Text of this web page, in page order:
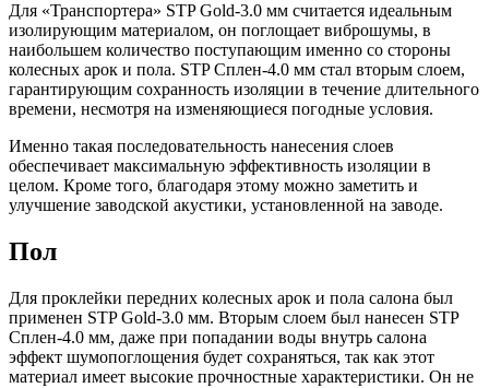
Для «Транспортера» STP Gold-3.0 мм считается идеальным
изолирующим материалом, он поглощает виброшумы, в
наибольшем количество поступающим именно со стороны
колесных арок и пола. STP Сплен-4.0 мм стал вторым слоем,
гарантирующим сохранность изоляции в течение длительного
времени, несмотря на изменяющиеся погодные условия.
Именно такая последовательность нанесения слоев
обеспечивает максимальную эффективность изоляции в
целом. Кроме того, благодаря этому можно заметить и
улучшение заводской акустики, установленной на заводе.
Пол
Для проклейки передних колесных арок и пола салона был
применен STP Gold-3.0 мм. Вторым слоем был нанесен STP
Сплен-4.0 мм, даже при попадании воды внутрь салона
эффект шумопоглощения будет сохраняться, так как этот
материал имеет высокие прочностные характеристики. Он не